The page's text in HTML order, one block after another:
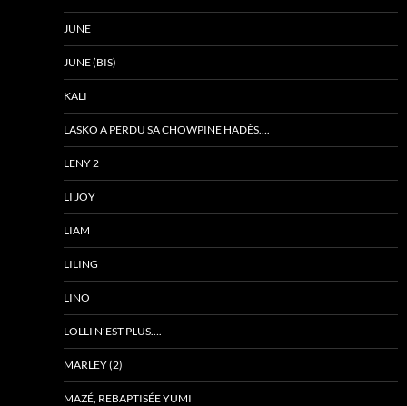
JUNE
JUNE (BIS)
KALI
LASKO A PERDU SA CHOWPINE HADÈS….
LENY 2
LI JOY
LIAM
LILING
LINO
LOLLI N’EST PLUS….
MARLEY (2)
MAZÉ, REBAPTISÉE YUMI